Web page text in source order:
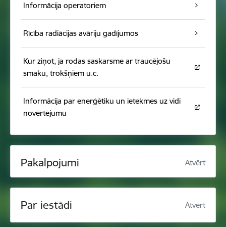
Informācija operatoriem
Rīcība radiācijas avāriju gadījumos
Kur ziņot, ja rodas saskarsme ar traucējošu
smaku, trokšņiem u.c.
Informācija par enerģētiku un ietekmes uz vidi
novērtējumu
Pakalpojumi Atvērt
Par iestādi Atvērt